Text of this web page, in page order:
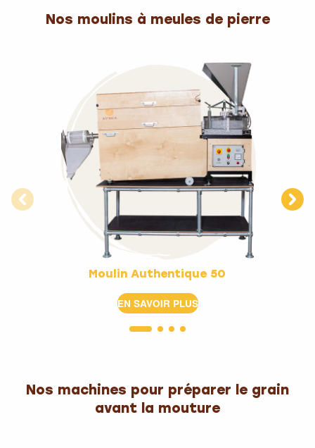
Nos moulins à meules de pierre
Moulin Authentique 50
EN SAVOIR PLUS
Nos machines pour préparer le grain
avant la mouture